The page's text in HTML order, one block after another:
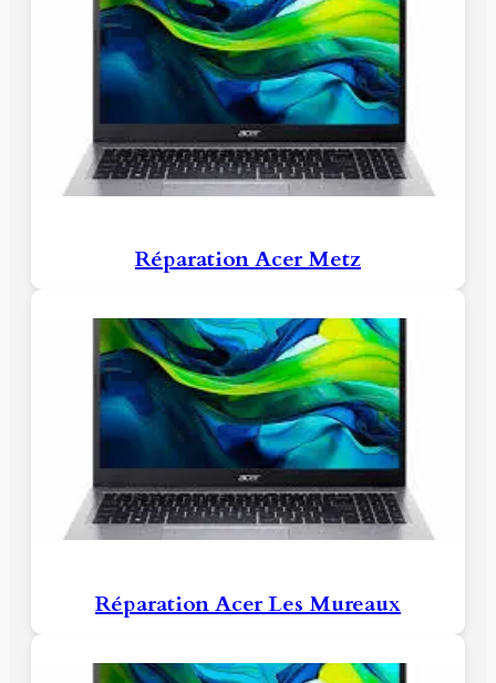
Réparation Acer Metz
Réparation Acer Les Mureaux